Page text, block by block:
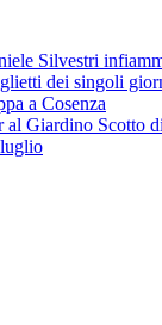
Silvestri
dei singoli
a Cosenza
Giardino Scotto